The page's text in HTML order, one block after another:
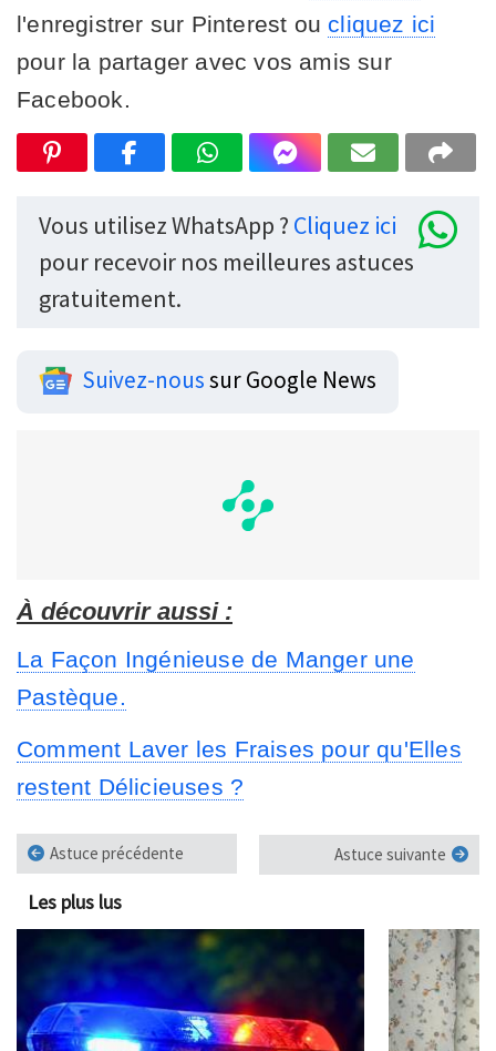
l'enregistrer sur Pinterest ou cliquez ici
pour la partager avec vos amis sur
Facebook.
Vous utilisez WhatsApp ? Cliquez ici
pour recevoir nos meilleures astuces
gratuitement.
Suivez-noussur Google News
À découvrir aussi :
La Façon Ingénieuse de Manger une
Pastèque.
Comment Laver les Fraises pour qu'Elles
restent Délicieuses ?
Astuce précédente Astuce suivante
Les plus lus